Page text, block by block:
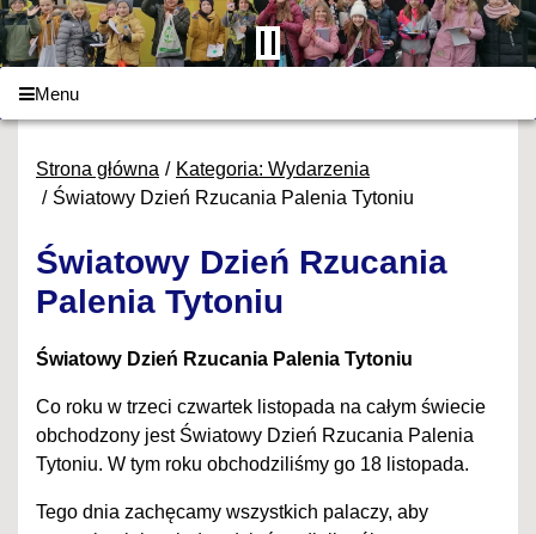
Menu
Strona główna
Kategoria: Wydarzenia
Światowy Dzień Rzucania Palenia Tytoniu
Światowy Dzień Rzucania
Palenia Tytoniu
Światowy Dzień Rzucania Palenia Tytoniu
Co roku w trzeci czwartek listopada na całym świecie
obchodzony jest Światowy Dzień Rzucania Palenia
Tytoniu. W tym roku obchodziliśmy go 18 listopada.
Tego dnia zachęcamy wszystkich palaczy, aby